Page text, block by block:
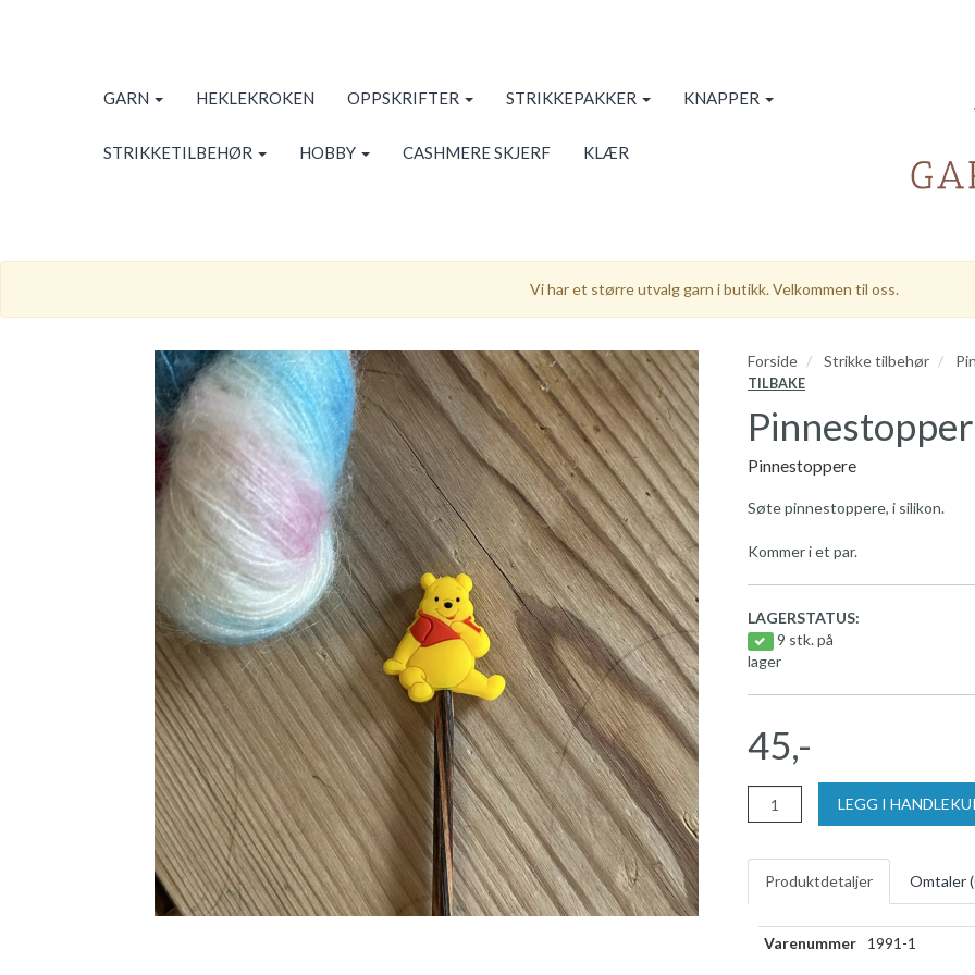
GARN HEKLEKROKEN OPPSKRIFTER STRIKKEPAKKER KNAPPER
STRIKKETILBEHØR HOBBY CASHMERE SKJERF KLÆR
Vi har et større utvalg garn i butikk. Velkommen til oss.
Forside Strikke tilbehør
TILBAKE
Pinnestoppere
Søte pinnestoppere, i silikon.
Kommer i et par.
LAGERSTATUS:
9 stk. på
lager
45,-
LEGG I
Produktdetaljer Omtaler (
Varenummer 1991-1